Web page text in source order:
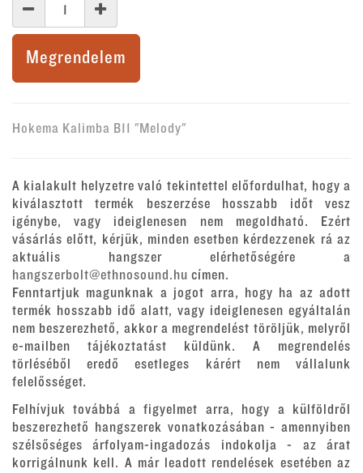
Megrendelem
Hokema Kalimba B11 "Melody"
A kialakult helyzetre való tekintettel előfordulhat, hogy a
kiválasztott termék beszerzése hosszabb időt vesz
igénybe, vagy ideiglenesen nem megoldható. Ezért
vásárlás előtt, kérjük, minden esetben kérdezzenek rá az
aktuális hangszer elérhetőségére a
hangszerbolt@ethnosound.hu címen.
Fenntartjuk magunknak a jogot arra, hogy ha az adott
termék hosszabb idő alatt, vagy ideiglenesen egyáltalán
nem beszerezhető, akkor a megrendelést töröljük, melyről
e-mailben tájékoztatást küldünk. A megrendelés
törléséből eredő esetleges kárért nem vállalunk
felelősséget.
Felhívjuk továbbá a figyelmet arra, hogy a külföldről
beszerezhető hangszerek vonatkozásában - amennyiben
szélsőséges árfolyam-ingadozás indokolja - az árat
korrigálnunk kell. A már leadott rendelések esetében az